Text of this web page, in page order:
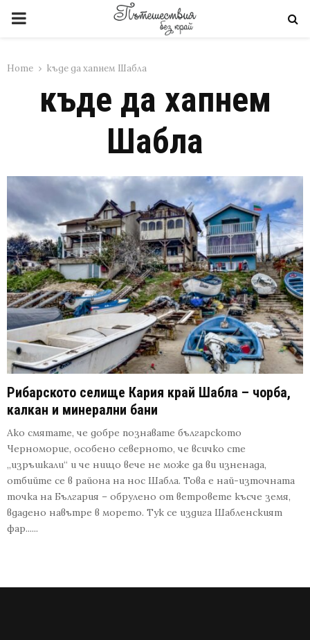
PRIMARY
Home къде да хапнем Шабла
къде да хапнем
Шабла
Рибарското селище Кария край Шабла – чорба,
калкан и минерални бани
Ако смятате, че добре познавате българското
Черноморие, особено северното, че всичко сте
„изръшкали“ и че нищо вече не може да ви изненада,
отбийте се в района на нос Шабла. Това е най-източната
точка на България – обрулено от ветровете късче земя,
вдадено навътре в морето. Тук се издига Шабленският
фар......